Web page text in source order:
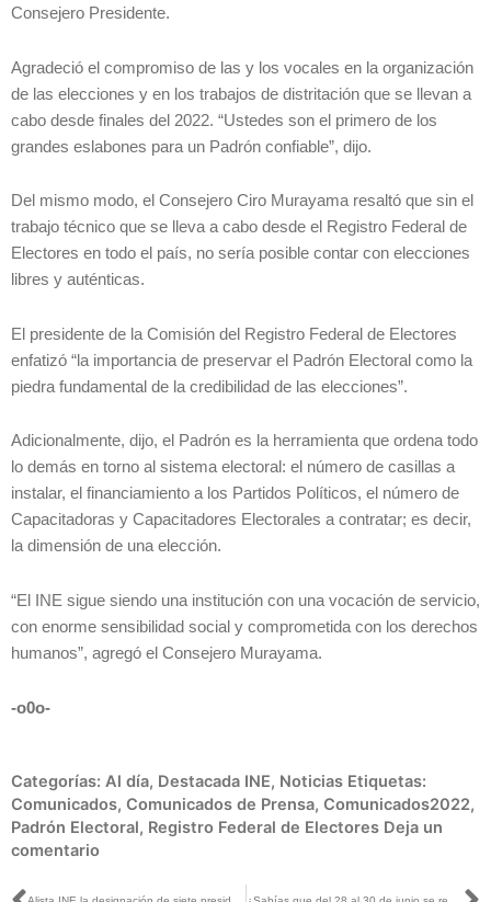
Consejero Presidente.
Agradeció el compromiso de las y los vocales en la organización
de las elecciones y en los trabajos de distritación que se llevan a
cabo desde finales del 2022. “Ustedes son el primero de los
grandes eslabones para un Padrón confiable”, dijo.
Del mismo modo, el Consejero Ciro Murayama resaltó que sin el
trabajo técnico que se lleva a cabo desde el Registro Federal de
Electores en todo el país, no sería posible contar con elecciones
libres y auténticas.
El presidente de la Comisión del Registro Federal de Electores
enfatizó “la importancia de preservar el Padrón Electoral como la
piedra fundamental de la credibilidad de las elecciones”.
Adicionalmente, dijo, el Padrón es la herramienta que ordena todo
lo demás en torno al sistema electoral: el número de casillas a
instalar, el financiamiento a los Partidos Políticos, el número de
Capacitadoras y Capacitadores Electorales a contratar; es decir,
la dimensión de una elección.
“El INE sigue siendo una institución con una vocación de servicio,
con enorme sensibilidad social y comprometida con los derechos
humanos”, agregó el Consejero Murayama.
-o0o-
Categorías: Al día, Destacada INE, Noticias Etiquetas:
Comunicados, Comunicados de Prensa, Comunicados2022,
Padrón Electoral, Registro Federal de Electores Deja un
comentario